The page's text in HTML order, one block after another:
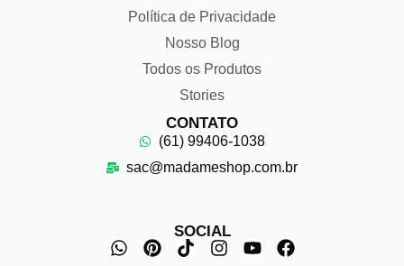
Política de Privacidade
Nosso Blog
Todos os Produtos
Stories
CONTATO
(61) 99406-1038
sac@madameshop.com.br
SOCIAL